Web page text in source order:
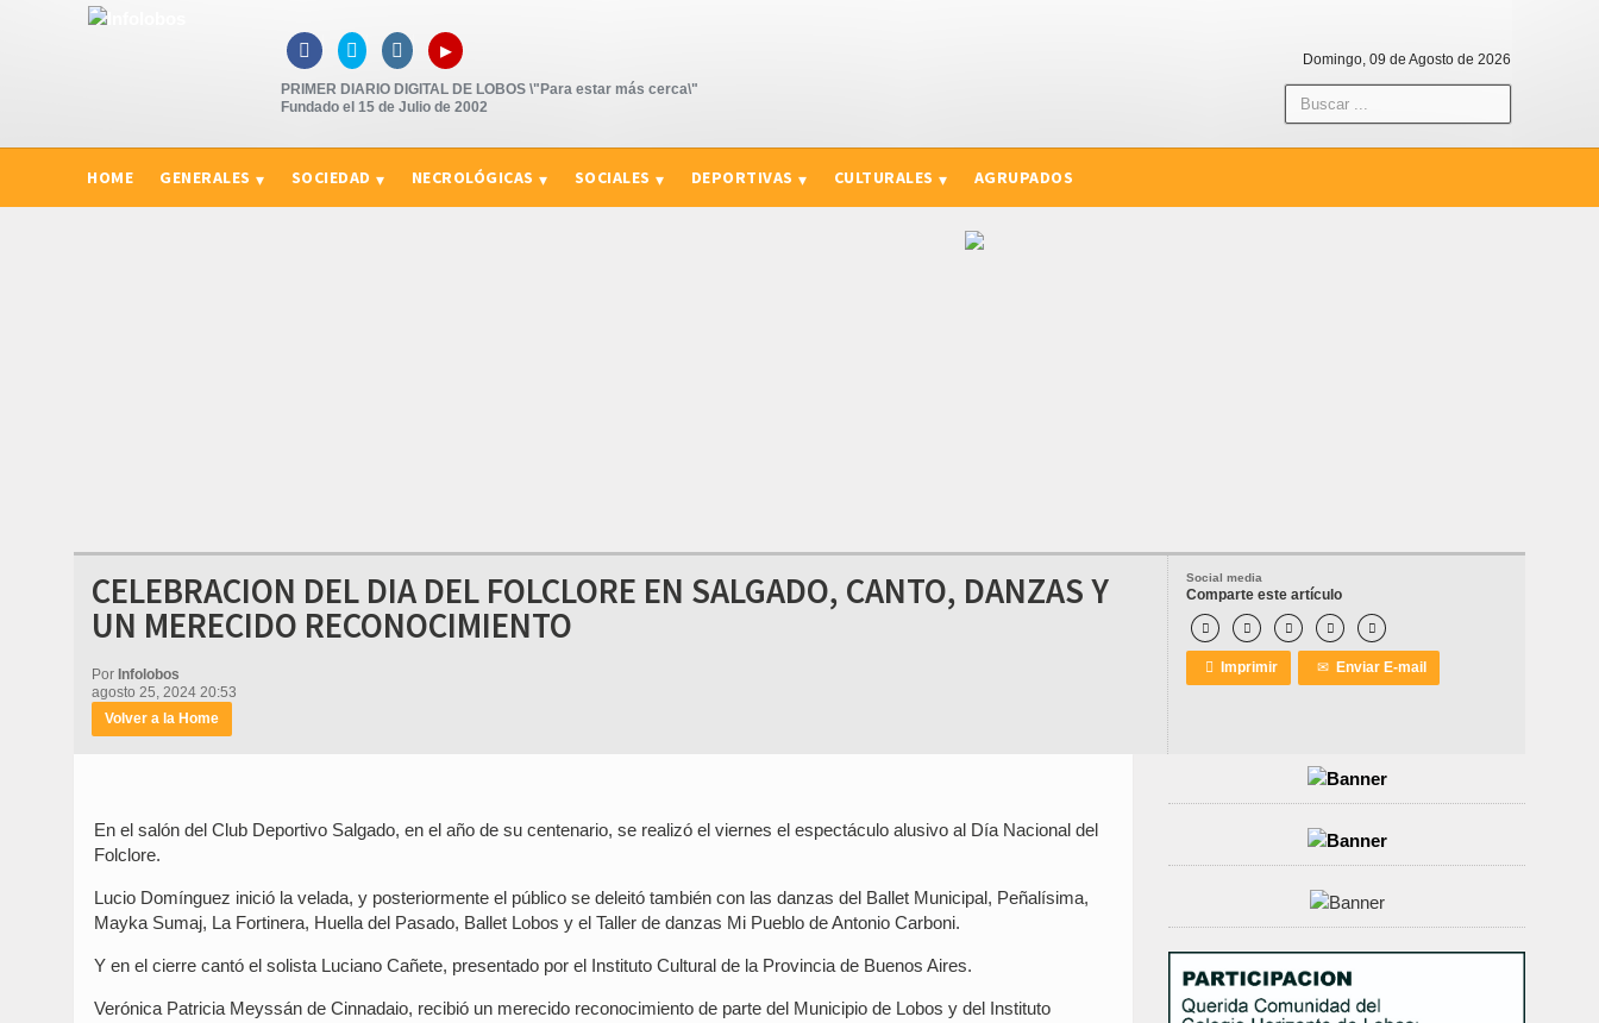
   ▸
PRIMER DIARIO DIGITAL DE LOBOS \"Para estar más cerca\"
Fundado el 15 de Julio de 2002
Domingo, 09 de Agosto de 2026
HOME GENERALES SOCIEDAD NECROLÓGICAS SOCIALES DEPORTIVAS CULTURALES AGRUPADOS
Social media
Comparte este artículo
    
 Imprimir ✉ Enviar E-mail
CELEBRACION DEL DIA DEL FOLCLORE EN SALGADO, CANTO, DANZAS Y
UN MERECIDO RECONOCIMIENTO
Por Infolobos
agosto 25, 2024 20:53
Volver a la Home
En el salón del Club Deportivo Salgado, en el año de su centenario, se realizó el viernes el espectáculo alusivo al Día Nacional del
Folclore.
Lucio Domínguez inició la velada, y posteriormente el público se deleitó también con las danzas del Ballet Municipal, Peñalísima,
Mayka Sumaj, La Fortinera, Huella del Pasado, Ballet Lobos y el Taller de danzas Mi Pueblo de Antonio Carboni.
Y en el cierre cantó el solista Luciano Cañete, presentado por el Instituto Cultural de la Provincia de Buenos Aires.
Verónica Patricia Meyssán de Cinnadaio, recibió un merecido reconocimiento de parte del Municipio de Lobos y del Instituto